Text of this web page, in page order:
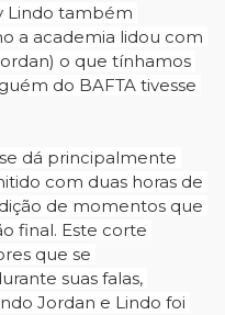
Lindo também
a academia lidou com
o que tínhamos
do BAFTA tivesse
dá principalmente
com duas horas de
de momentos que
final. Este corte
que se
suas falas,
Jordan e Lindo foi